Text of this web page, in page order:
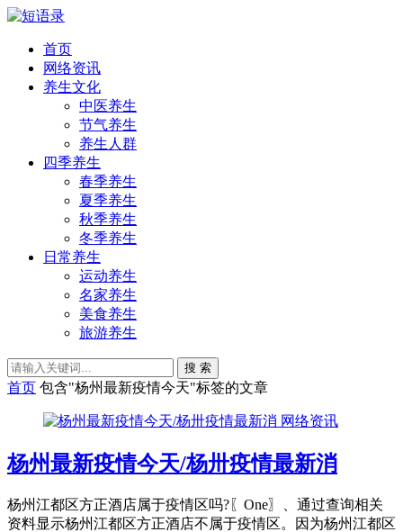
首页
网络资讯
养生文化
中医养生
节气养生
养生人群
四季养生
春季养生
夏季养生
秋季养生
冬季养生
日常养生
运动养生
名家养生
美食养生
旅游养生
搜 索
首页 包含"杨州最新疫情今天"标签的文章
网络资讯
杨州最新疫情今天/杨卅疫情最新消
杨州江都区方正酒店属于疫情区吗?〖One〗、通过查询相关
资料显示杨州江都区方正酒店不属于疫情区。因为杨州江都区